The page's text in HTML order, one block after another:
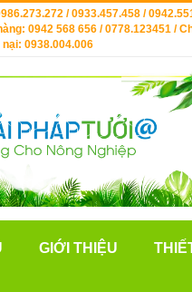
/ 0933.457.458 /
0942 568 656 / 0778.123451 /
0938.004.006
GIỚI THIỆU